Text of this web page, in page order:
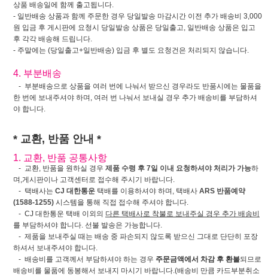
상품 배송일에 함께 출고됩니다.
- 일반배송 상품과 함께 주문한 경우 당일발송 마감시간 이전 추가 배송비 3,000
원 입금 후 게시판에 요청시 당일발송 상품은 당일출고, 일반배송 상품은 입고
후 각각 배송해 드립니다.
- 주말에는 (당일출고+일반배송) 입금 후 별도 요청건은 처리되지 않습니다.
4. 부분배송
- 부분배송으로 상품을 여러 번에 나눠서 받으신 경우라도 반품시에는 물품을
한 번에 보내주셔야 하며, 여러 번 나눠서 보내실 경우 추가 배송비를 부담하셔
야 합니다.
* 교환, 반품 안내 *
1. 교환, 반품 공통사항
- 교환, 반품을 원하실 경우 제품 수령 후 7일 이내 요청하셔야 처리가 가능하
며,게시판이나 고객센터로 접수해 주시기 바랍니다.
- 택배사는 CJ 대한통운 택배를 이용하셔야 하며, 택배사 ARS 반품예약
(1588-1255) 시스템을 통해 직접 접수해 주셔야 합니다.
- CJ 대한통운 택배 이외의 다른 택배사로 착불로 보내주실 경우 추가 배송비
를 부담하셔야 합니다. 선불 발송은 가능합니다.
- 제품을 보내주실 때는 배송 중 파손되지 않도록 받으신 그대로 단단히 포장
하셔서 보내주셔야 합니다.
- 배송비를 고객께서 부담하셔야 하는 경우 주문금액에서 차감 후 환불되므로
배송비를 물품에 동봉해서 보내지 마시기 바랍니다.(배송비 만큼 카드부분취소